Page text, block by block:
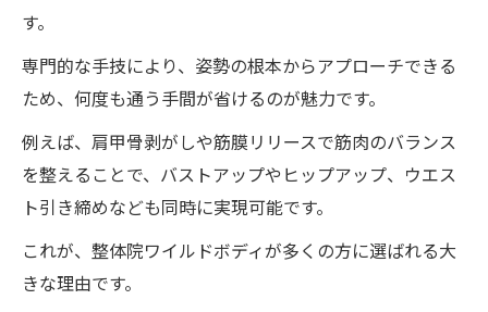
整体院ワイルドボディの施術後の日常で姿
整体院ワイルドボディを活用した姿勢改善
のセルフケア法
整体で始まる美しい姿勢習慣の作り方
整体院ワイルドボディのアドバイスで継続
できる姿勢改善法
す。
専門的な手技により、姿勢の根本からアプローチできる
ため、何度も通う手間が省けるのが魅力です。
例えば、肩甲骨剥がしや筋膜リリースで筋肉のバランス
を整えることで、バストアップやヒップアップ、ウエス
ト引き締めなども同時に実現可能です。
これが、整体院ワイルドボディが多くの方に選ばれる大
きな理由です。